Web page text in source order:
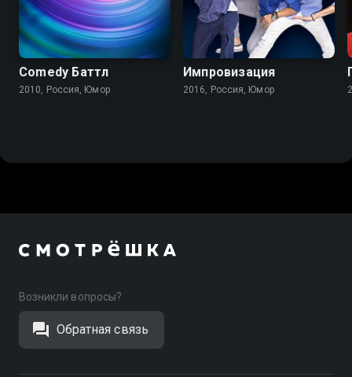
Comedy Баттл
2010, Россия, Юмор
Импровизация
2016, Россия, Юмор
Возникли вопросы?
Обратная связь